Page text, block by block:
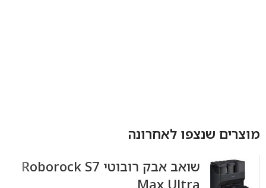
מוצרים שנצפו לאחרונה
‏שואב אבק רובוטי Roborock S7
Max Ultra